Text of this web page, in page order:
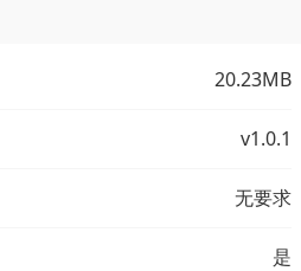
20.23MB
v1.0.1
无要求
是